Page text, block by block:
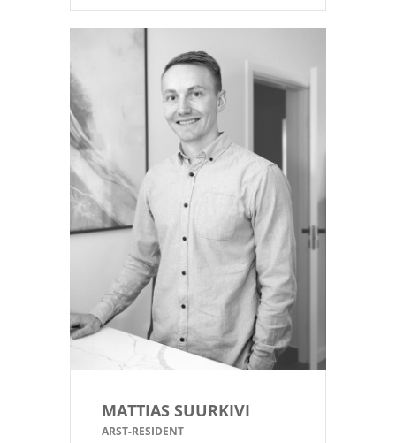
MATTIAS SUURKIVI
ARST-RESIDENT